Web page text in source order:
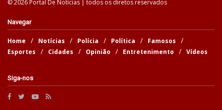
© 2026 Portal De Notícias | todos os diretos reservados
Navegar
Home Notícias Polícia Política
Famosos
Esportes
Cidades Opinião Entretenimento Vídeos
Siga-nos